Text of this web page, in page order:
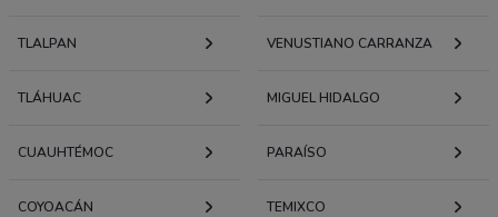
TLALPAN VENUSTIANO CARRANZA
TLÁHUAC MIGUEL HIDALGO
CUAUHTÉMOC PARAÍSO
COYOACÁN TEMIXCO